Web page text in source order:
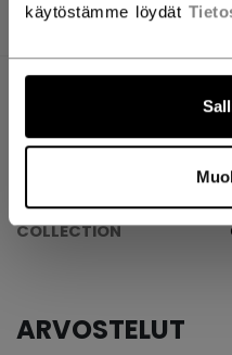
käytöstämme löydät
TUOTEKUVAT
TEKNISET
TUNNUS
COLLECTION
ARVOSTELUT